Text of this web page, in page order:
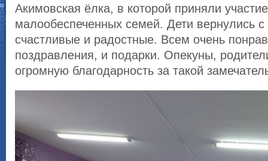
Акимовская ёлка, в которой приняли
малообеспеченных семей. Дети вернулись с
счастливые и радостные. Всем очень
поздравления, и подарки. Опекуны,
огромную благодарность за такой